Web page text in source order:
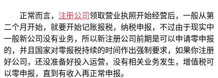
正常而言， 注册公司领取营业执照开始经营后，一般从第
二个月开始，就要开始记账报税，纳税申报，不过由于现实中
一般新公司没有业务，所以新注册公司前期是可以申请零申报
的，并且国家对零报税持续的时间作出强制要求，如果你注册
好公司，还没准备好投入运营，没有相关业务发生，增值税可
以零申报，直到有收入再正常申报。